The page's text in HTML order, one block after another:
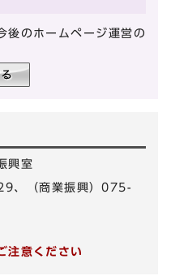
後のホームページ運営の
興室
、（商業振興）075-
注意ください